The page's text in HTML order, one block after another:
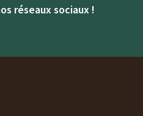
réseaux sociaux !